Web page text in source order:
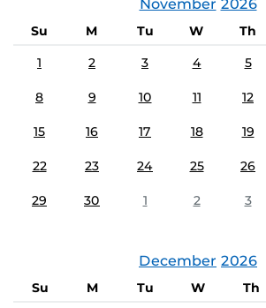
November 2026
Su M Tu W Th
1
2 3 4 5
8 9 10 11 12
15 16 17 18 19
22 23 24 25 26
29 30 1 2 3
December 2026
Su M Tu W Th